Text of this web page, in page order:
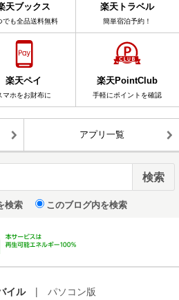
天ブックス
でも全品送料無料
楽天トラベル
簡単宿泊予約！
楽天ペイ
マホをお財布に
楽天PointClub
手軽にポイントを確認
アプリ一覧
検索 このブログ内を検索
イル | パソコン版